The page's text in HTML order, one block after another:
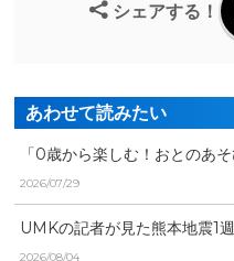
シェアする！
あわせて読みたい
「0歳から楽しむ！おとのあ
2026/07/29
UMKの記者が見た熊本地震
生がボランティア
2026/08/04